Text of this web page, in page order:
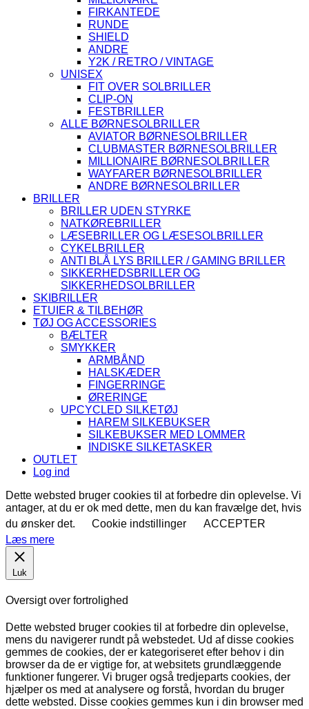
FIRKANTEDE
RUNDE
SHIELD
ANDRE
Y2K / RETRO / VINTAGE
UNISEX
FIT OVER SOLBRILLER
CLIP-ON
FESTBRILLER
ALLE BØRNESOLBRILLER
AVIATOR BØRNESOLBRILLER
CLUBMASTER BØRNESOLBRILLER
MILLIONAIRE BØRNESOLBRILLER
WAYFARER BØRNESOLBRILLER
ANDRE BØRNESOLBRILLER
BRILLER
BRILLER UDEN STYRKE
NATKØREBRILLER
LÆSEBRILLER OG LÆSESOLBRILLER
CYKELBRILLER
ANTI BLÅ LYS BRILLER / GAMING BRILLER
SIKKERHEDSBRILLER OG
SIKKERHEDSOLBRILLER
SKIBRILLER
ETUIER & TILBEHØR
TØJ OG ACCESSORIES
BÆLTER
SMYKKER
ARMBÅND
HALSKÆDER
FINGERRINGE
ØRERINGE
UPCYCLED SILKETØJ
HAREM SILKEBUKSER
SILKEBUKSER MED LOMMER
INDISKE SILKETASKER
OUTLET
Log ind
Dette websted bruger cookies til at forbedre din oplevelse. Vi
antager, at du er ok med dette, men du kan fravælge det, hvis
du ønsker det.
Cookie indstillinger
ACCEPTER
Læs mere
Luk
Oversigt over fortrolighed
Dette websted bruger cookies til at forbedre din oplevelse,
mens du navigerer rundt på webstedet. Ud af disse cookies
gemmes de cookies, der er kategoriseret efter behov i din
browser da de er vigtige for, at websitets grundlæggende
funktioner fungerer. Vi bruger også tredjeparts cookies, der
hjælper os med at analysere og forstå, hvordan du bruger
dette websted. Disse cookies gemmes kun i din browser med